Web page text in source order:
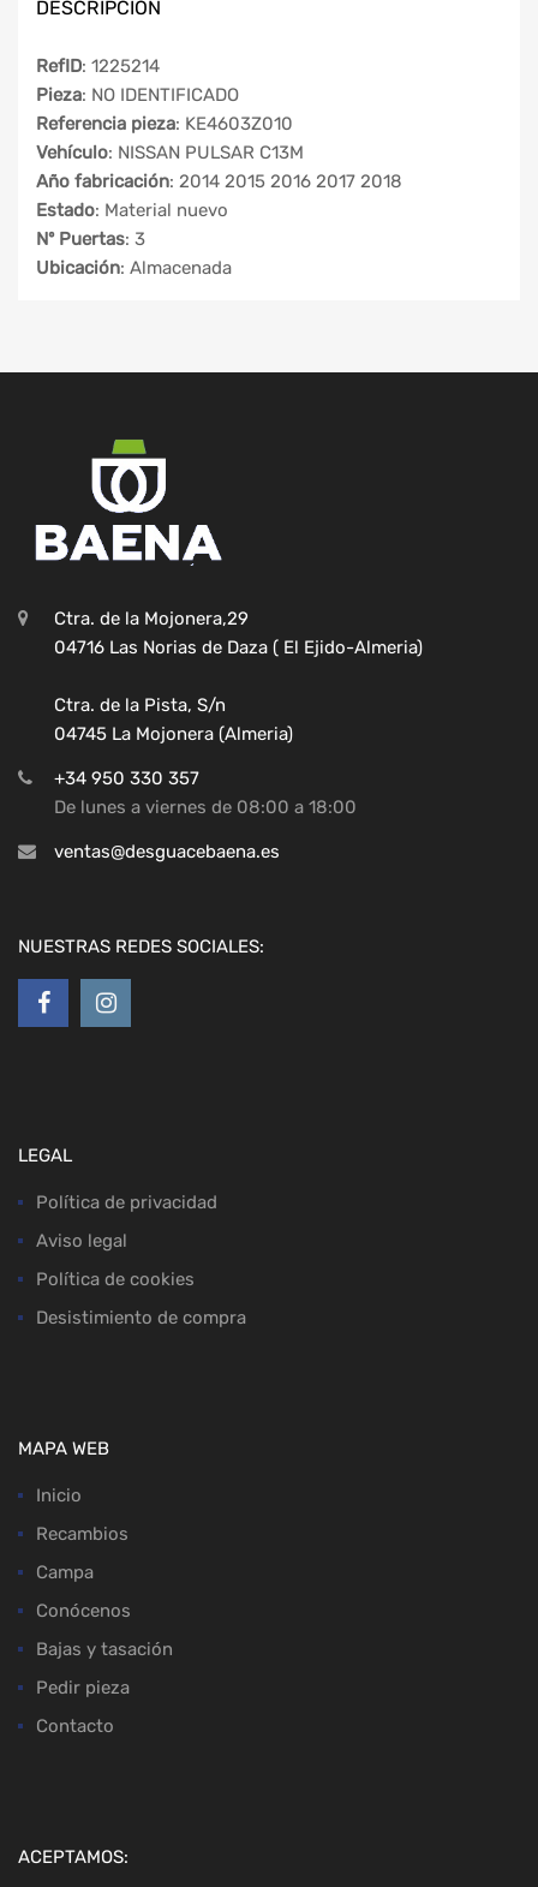
DESCRIPCIÓN
RefID: 1225214
Pieza: NO IDENTIFICADO
Referencia pieza: KE4603Z010
Vehículo: NISSAN PULSAR C13M
Año fabricación: 2014 2015 2016 2017 2018
Estado: Material nuevo
Nº Puertas: 3
Ubicación: Almacenada
Ctra. de la Mojonera,29
04716 Las Norias de Daza ( El Ejido-Almeria)
Ctra. de la Pista, S/n
04745 La Mojonera (Almeria)
+34 950 330 357
De lunes a viernes de 08:00 a 18:00
ventas@desguacebaena.es
NUESTRAS REDES SOCIALES:
LEGAL
Política de privacidad
Aviso legal
Política de cookies
Desistimiento de compra
MAPA WEB
Inicio
Recambios
Campa
Conócenos
Bajas y tasación
Pedir pieza
Contacto
ACEPTAMOS: